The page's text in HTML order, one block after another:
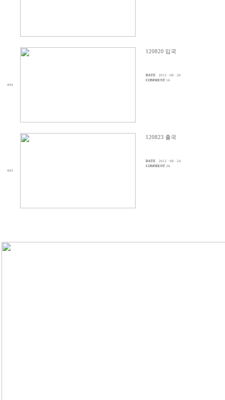
444
120820 입국
DATE
2012 · 08 · 20
COMMENT 16
443
120823 출국
DATE
2012 · 08 · 24
COMMENT 26